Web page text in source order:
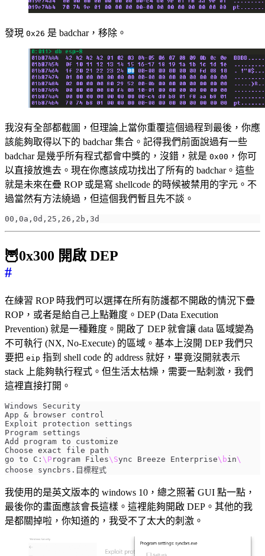
發現 0x26 是 badchar，移除。
我沒有全部都截圖，但理論上當你重覆這個過程到最後，你應
該能夠取得以下的 badchar 集合。記得我們前面說過有一些
badchar 是幾乎所有程式都會中獎的，沒錯，就是 0x00 ，你可
以直接放進去。現在你應該成功找出了所有的 badchar。這些
就是未來在疊 ROP 或是寫 shellcode 的時候被禁用的字元。不
過當然有方法繞過，但這個我們暫且先不談。
🦉0x300 開啟 DEP
#
在練習 ROP 時我們可以選擇在所有防護都不開啟的情況下疊
ROP，或者是給自己上點難度。DEP (Data Execution
Prevention) 就是一種難度。開啟了 DEP 就會讓 data 區域變為
不可執行 (NX, No-Execute) 的區域。基本上沒開 DEP 我們只
要把 eip 指到 shell code 的 address 就好，畢竟沒開就表示
stack 上能夠執行程式。但生活太枯燥，需要一點刺激，我們
這裡直接打開。
App &
go to C: \P rogram Files\Sync Breeze Enterprise\bin
我使用的是英文版本的 windows 10，總之照著 GUI 點一點，
最後你的畫面應該會長這樣。這裡能夠開啟 DEP。其他的我
是都關掉啦，你知道的，我受不了太大的刺激。